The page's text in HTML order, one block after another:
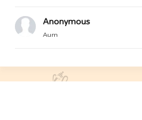
Anonymous
Aum